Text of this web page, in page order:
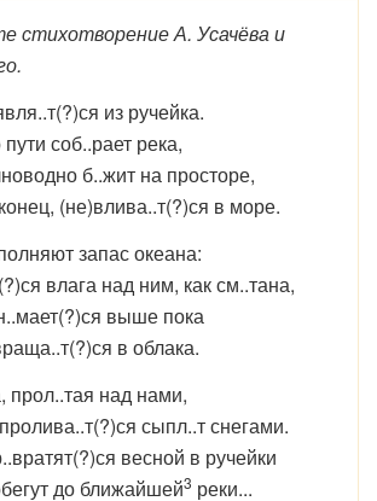
стихотворение А. Усачёва и
из ручейка.
соб..рает река,
б..жит на просторе,
(не)влива..т(?)ся в море.
запас океана:
влага над ним, как см..тана,
выше пока
в облака.
прол..тая над нами,
сыпл..т снегами.
весной в ручейки
до ближайшей3 реки...